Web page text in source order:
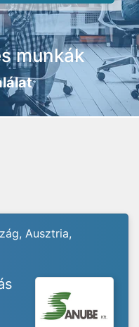
munkák
Ausztria,